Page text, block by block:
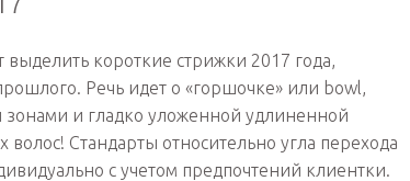
короткие стрижки 2017 года,
Речь идет о «горшочке» или bowl,
и гладко уложенной удлиненной
Стандарты относительно угла перехода
с учетом предпочтений клиентки.